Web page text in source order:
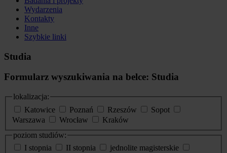
Wydarzenia
Kontakty
Inne
Szybkie linki
Studia
Formularz wyszukiwania na belce: Studia
lokalizacja:
Katowice
Poznań Rzeszów
Sopot
Warszawa
Wrocław
Kraków
poziom studiów:
I stopnia
II stopnia
jednolite magisterskie